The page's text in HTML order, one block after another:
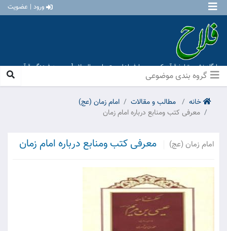
ورود | عضویت
پایگاه نشر و تبلیغ قرآن کریم و معارف اهل بیت علیهم السلام [ موسسه فرهنگی قرآن و
عترت منهاج عشق آباد ]
خانه مطالب و مقالات
امام زمان (عج)
معرفی کتب ومنابع درباره امام زمان
امام زمان (عج) معرفی کتب ومنابع درباره امام زمان